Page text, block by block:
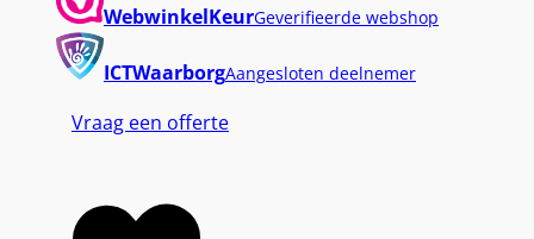
WebwinkelKeurGeverifieerde webshop
ICTWaarborgAangesloten deelnemer
Vraag een offerte